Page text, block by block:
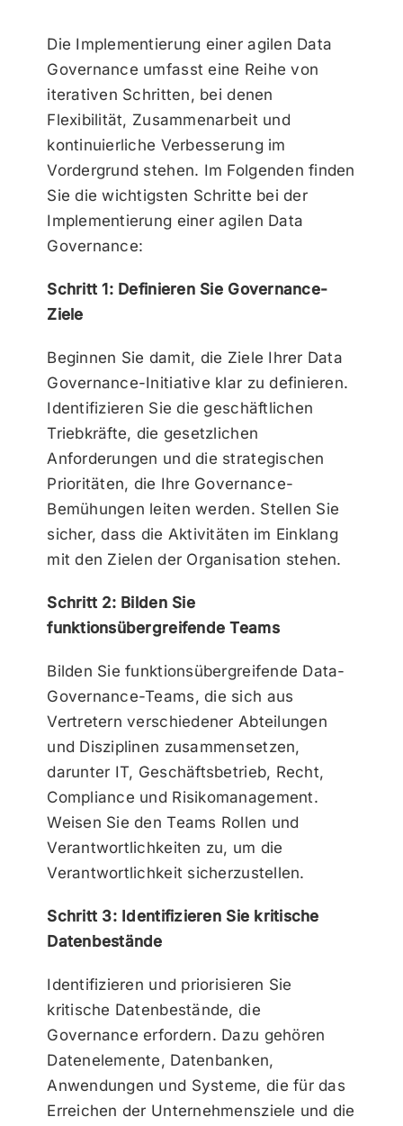
Die Implementierung einer agilen Data
Governance umfasst eine Reihe von
iterativen Schritten, bei denen
Flexibilität, Zusammenarbeit und
kontinuierliche Verbesserung im
Vordergrund stehen. Im Folgenden finden
Sie die wichtigsten Schritte bei der
Implementierung einer agilen Data
Governance:
Schritt 1: Definieren Sie Governance-
Ziele
Beginnen Sie damit, die Ziele Ihrer Data
Governance-Initiative klar zu definieren.
Identifizieren Sie die geschäftlichen
Triebkräfte, die gesetzlichen
Anforderungen und die strategischen
Prioritäten, die Ihre Governance-
Bemühungen leiten werden. Stellen Sie
sicher, dass die Aktivitäten im Einklang
mit den Zielen der Organisation stehen.
Schritt 2: Bilden Sie
funktionsübergreifende Teams
Bilden Sie funktionsübergreifende Data-
Governance-Teams, die sich aus
Vertretern verschiedener Abteilungen
und Disziplinen zusammensetzen,
darunter IT, Geschäftsbetrieb, Recht,
Compliance und Risikomanagement.
Weisen Sie den Teams Rollen und
Verantwortlichkeiten zu, um die
Verantwortlichkeit sicherzustellen.
Schritt 3: Identifizieren Sie kritische
Datenbestände
Identifizieren und priorisieren Sie
kritische Datenbestände, die
Governance erfordern. Dazu gehören
Datenelemente, Datenbanken,
Anwendungen und Systeme, die für das
Erreichen der Unternehmensziele und die